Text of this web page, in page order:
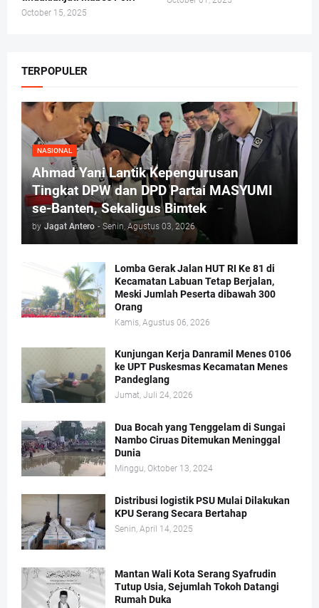
October 15, 2025
TERPOPULER
NASIONAL
Ahmad Yani Lantik Kepengurusan
Tingkat DPW dan DPD Partai MASYUMI
se-Banten, Sekaligus Bimtek
by Jagat Antero - Senin, Agustus 03, 2026
Lomba Gerak Jalan HUT RI Ke 81 di
Kecamatan Labuan Tetap Berjalan,
Meski Jumlah Peserta dibawah 300
Orang
Kamis, Agustus 06, 2026
Kunjungan Kerja Danramil Menes 0106
ke UPT Puskesmas Kecamatan Menes
Pandeglang
Jumat, Juli 24, 2026
Dua Bocah yang Tenggelam di Sungai
Nambo Ciruas Ditemukan Meninggal
Dunia
Minggu, Oktober 13, 2024
Distribusi logistik PSU Mulai Dilakukan
KPU Serang Secara Bertahap
Senin, April 14, 2025
Mantan Wali Kota Serang Syafrudin
Tutup Usia, Sejumlah Tokoh Datangi
Rumah Duka